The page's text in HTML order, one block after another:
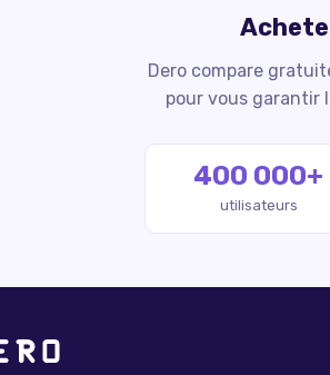
Dero compare
pour vous garantir
400 000+
utilisateurs